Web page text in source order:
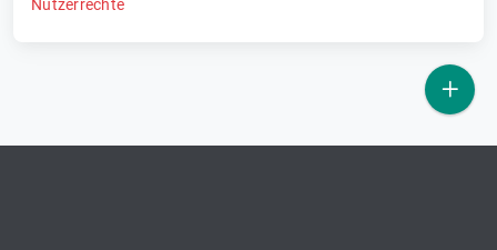
Nutzerrechte